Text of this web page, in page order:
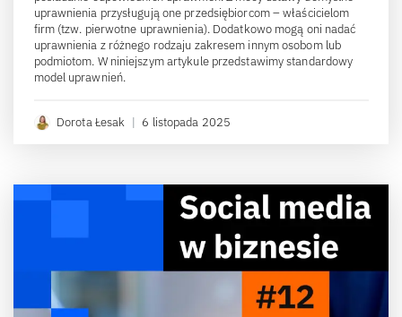
uprawnienia przysługują one przedsiębiorcom – właścicielom
firm (tzw. pierwotne uprawnienia). Dodatkowo mogą oni nadać
uprawnienia z różnego rodzaju zakresem innym osobom lub
podmiotom. W niniejszym artykule przedstawimy standardowy
model uprawnień.
Dorota Łesak | 6 listopada 2025